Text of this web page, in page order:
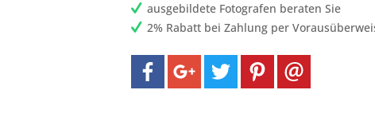
ausgebildete Fotografen beraten Sie
2% Rabatt bei Zahlung per